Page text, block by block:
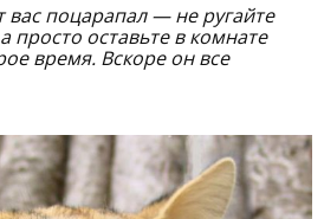
вас поцарапал — не ругайте
просто оставьте в комнате
время. Вскоре он все